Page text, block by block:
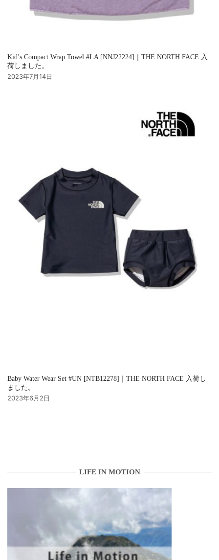
Kid’s Compact Wrap Towel #LA [NNJ22224]｜THE NORTH FACE 入
荷しました。
2023年7月14日
Baby Water Wear Set #UN [NTB12278]｜THE NORTH FACE 入荷し
ました。
2023年6月2日
LIFE IN MOTION